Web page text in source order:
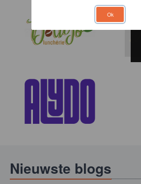
Nieuwste blogs
Ok